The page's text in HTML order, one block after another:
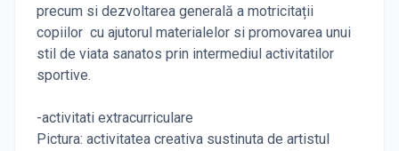
precum si dezvoltarea generală a motricitații
copiilor cu ajutorul materialelor si promovarea unui
stil de viata sanatos prin intermediul activitatilor
sportive.
-activitati extracurriculare
Pictura: activitatea creativa sustinuta de artistul